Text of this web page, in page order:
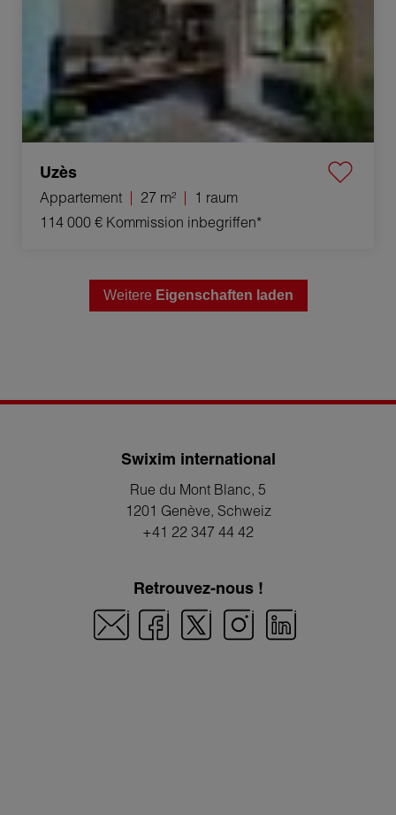
Uzès
Appartement 27 m²
1 raum
114 000 € Kommission inbegriffen*
Weitere Eigenschaften laden
Swixim international
Rue du Mont Blanc, 5
1201 Genève, Schweiz
+41 22 347 44 42
Retrouvez-nous !